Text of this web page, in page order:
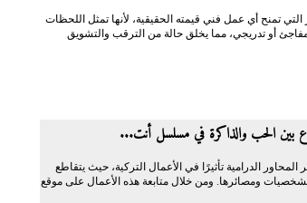
التي تمنح أي عمل فني قيمته الحقيقية، لأنها تمثل اللحظات
أو تدريجي، مما يخلق حالة من الترقب والتشويق
الحب والذاكرة في مسلسل أنت...
الدرامية تأثيرًا في الأعمال التركية، حيث يتقاطع
ومصائرها. ومن خلال متابعة هذه الأعمال على موقع